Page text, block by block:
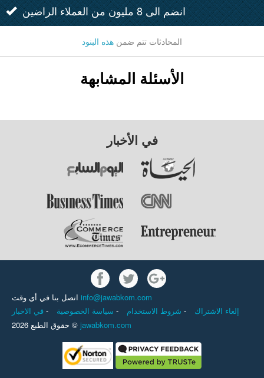
انضم الى 8 مليون من العملاء الراضين
المحادثات تتم ضمن هذه البنود
الأسئلة المشابهة
في الأخبار
info@jawabkom.com
- - -
إلغاء الاشتراك
حقوق الطبع 2026 © jawabkom.com